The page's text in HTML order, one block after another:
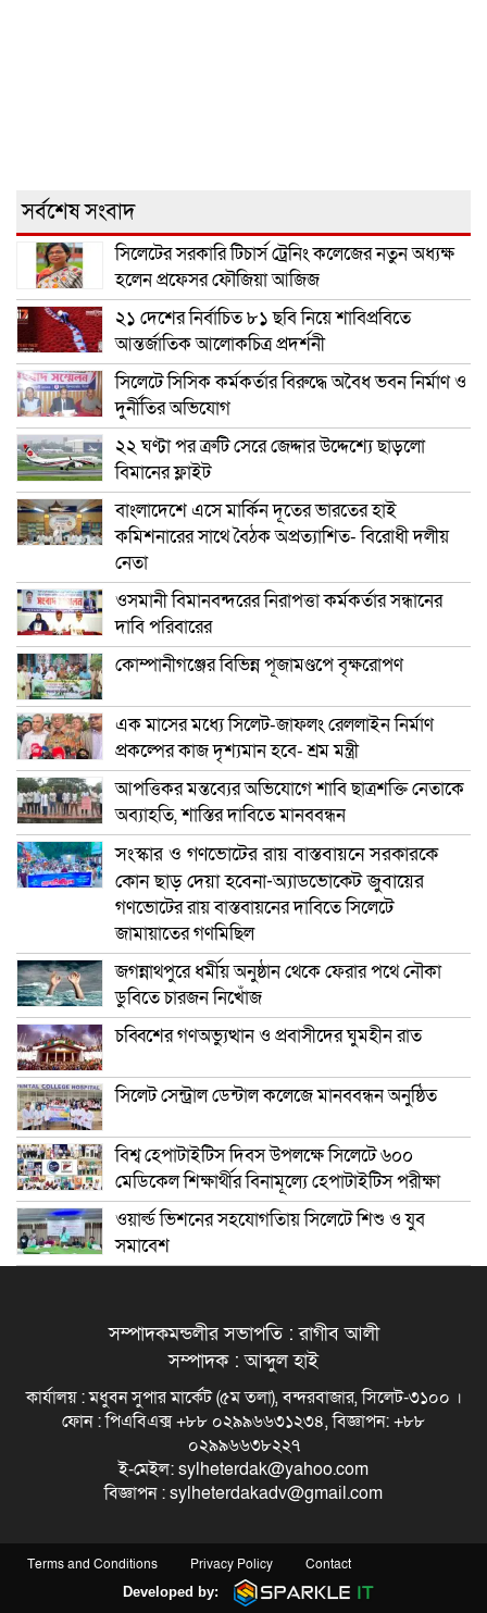
সর্বশেষ সংবাদ
সিলেটের সরকারি টিচার্স ট্রেনিং কলেজের নতুন অধ্যক্ষ
হলেন প্রফেসর ফৌজিয়া আজিজ
২১ দেশের নির্বাচিত ৮১ ছবি নিয়ে শাবিপ্রবিতে
আন্তর্জাতিক আলোকচিত্র প্রদর্শনী
সিলেটে সিসিক কর্মকর্তার বিরুদ্ধে অবৈধ ভবন নির্মাণ ও
দুর্নীতির অভিযোগ
২২ ঘণ্টা পর ত্রুটি সেরে জেদ্দার উদ্দেশ্যে ছাড়লো
বিমানের ফ্লাইট
বাংলাদেশে এসে মার্কিন দূতের ভারতের হাই
কমিশনারের সাথে বৈঠক অপ্রত্যাশিত- বিরোধী দলীয়
নেতা
ওসমানী বিমানবন্দরের নিরাপত্তা কর্মকর্তার সন্ধানের
দাবি পরিবারের
কোম্পানীগঞ্জের বিভিন্ন পূজামণ্ডপে বৃক্ষরোপণ
এক মাসের মধ্যে সিলেট-জাফলং রেললাইন নির্মাণ
প্রকল্পের কাজ দৃশ্যমান হবে- শ্রম মন্ত্রী
আপত্তিকর মন্তব্যের অভিযোগে শাবি ছাত্রশক্তি নেতাকে
অব্যাহতি, শাস্তির দাবিতে মানববন্ধন
সংস্কার ও গণভোটের রায় বাস্তবায়নে সরকারকে
কোন ছাড় দেয়া হবেনা-অ্যাডভোকেট জুবায়ের
গণভোটের রায় বাস্তবায়নের দাবিতে সিলেটে
জামায়াতের গণমিছিল
জগন্নাথপুরে ধর্মীয় অনুষ্ঠান থেকে ফেরার পথে নৌকা
ডুবিতে চারজন নিখোঁজ
চব্বিশের গণঅভ্যুত্থান ও প্রবাসীদের ঘুমহীন রাত
সিলেট সেন্ট্রাল ডেন্টাল কলেজে মানববন্ধন অনুষ্ঠিত
বিশ্ব হেপাটাইটিস দিবস উপলক্ষে সিলেটে ৬০০
মেডিকেল শিক্ষার্থীর বিনামূল্যে হেপাটাইটিস পরীক্ষা
ওয়ার্ল্ড ভিশনের সহযোগতিায় সিলেটে শিশু ও যুব
সমাবেশ
সম্পাদকমন্ডলীর সভাপতি : রাগীব আলী
সম্পাদক : আব্দুল হাই
কার্যালয় : মধুবন সুপার মার্কেট (৫ম তলা), বন্দরবাজার, সিলেট-৩১০০ ।
ফোন : পিএবিএক্স +৮৮ ০২৯৯৬৬৩১২৩৪, বিজ্ঞাপন: +৮৮
০২৯৯৬৬৩৮২২৭
ই-মেইল: sylheterdak@yahoo.com
বিজ্ঞাপন : sylheterdakadv@gmail.com
Terms and Conditions Privacy Policy Contact
Developed by: